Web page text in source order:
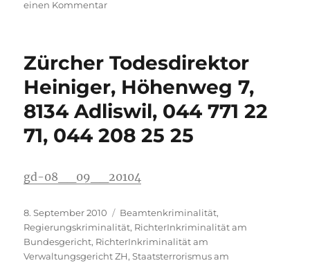
einen Kommentarzu
*1957
BGZ
aus
Meilen
kann
und
nicht
lassen
Zürcher Todesdirektor
Heiniger, Höhenweg 7,
8134 Adliswil, 044 771 22
71, 044 208 25 25
gd-08__09__20104
Veröffentlicht
am
8. September 2010 Kategorien
Beamtenkriminalität,
Regierungskriminalität, RichterInkriminalität am
Bundesgericht, RichterInkriminalität am
Verwaltungsgericht ZH,Staatsterrorismus am